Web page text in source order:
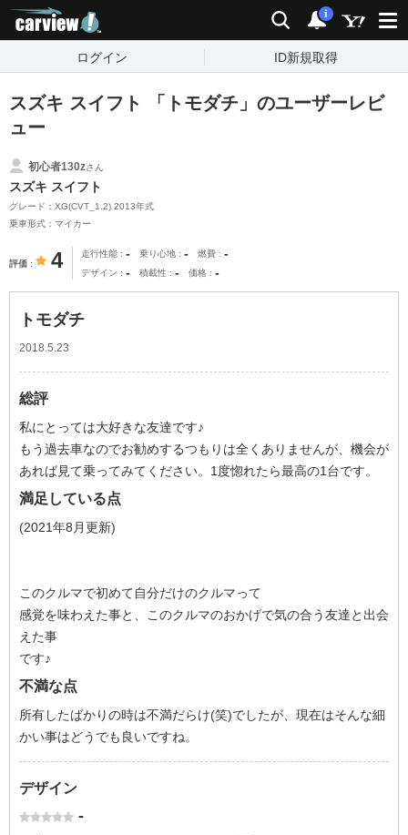
検索 通知
i
ログイン ID新規取得
スズキ スイフト 「トモダチ」のユーザーレビ
ュー
初心者130zさん
スズキ スイフト
グレード：XG(CVT_1.2) 2013年式
乗車形式：マイカー
評価 4 走行性能 - 乗り心地 - 燃費 -
デザイン - 積載性 - 価格 -
トモダチ
2018.5.23
総評
私にとっては大好きな友達です♪
もう過去車なのでお勧めするつもりは全くありませんが、機会が
あれば見て乗ってみてください。1度惚れたら最高の1台です。
満足している点
(2021年8月更新)
このクルマで初めて自分だけのクルマって
感覚を味わえた事と、このクルマのおかげで気の合う友達と出会
えた事
です♪
不満な点
所有したばかりの時は不満だらけ(笑)でしたが、現在はそんな細
かい事はどうでも良いですね。
デザイン
-